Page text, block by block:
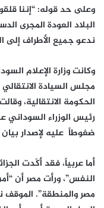
وعلى حد قوله: “إننا
البلاد العودة المجرى
ندعو جميع الأطراف
وكانت وزارة الإعلام
مجلس السيادة
الحكومة الانتقالية،
رئيس الوزراء
ضغوطاً عليه لإصدار بيان
أما عربياً، فقد أكّدت
النفس”، ورأت مصر أن
مصر والمنطقة”. الموقف